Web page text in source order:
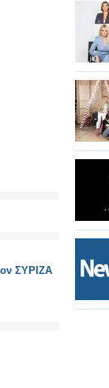
ΣΥΡΙΖΑ